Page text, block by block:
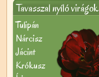
Tavasszal nyíló virágok
Tulipán
Nárcisz
Jácint
Krókusz